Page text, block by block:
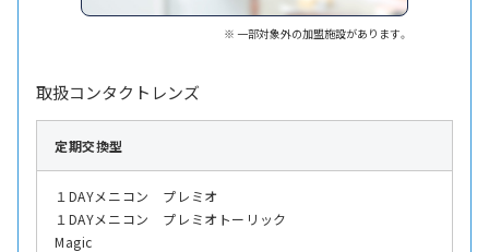
一部対象外の加盟施設があります。
取扱コンタクトレンズ
定期交換型
１DAYメニコン プレミオ
１DAYメニコン プレミオトーリック
Magic